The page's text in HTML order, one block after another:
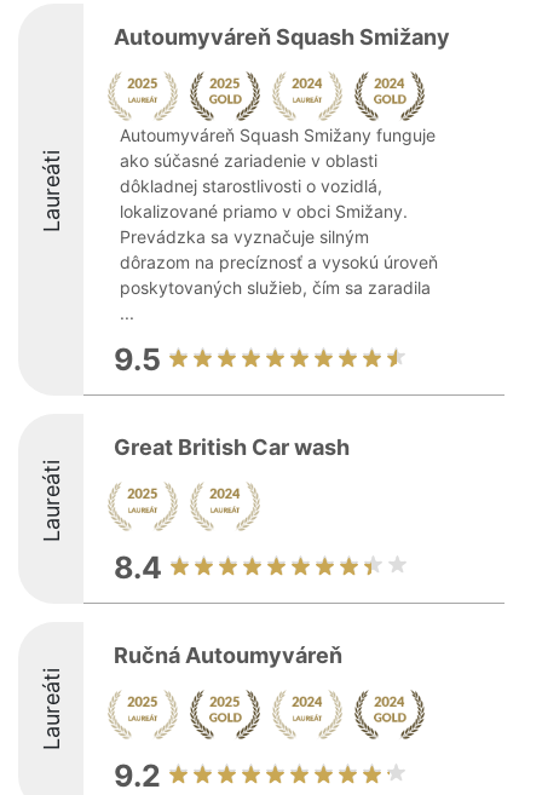
Laureáti
Autoumyváreň Squash Smižany
Autoumyváreň Squash Smižany funguje
ako súčasné zariadenie v oblasti
dôkladnej starostlivosti o vozidlá,
lokalizované priamo v obci Smižany.
Prevádzka sa vyznačuje silným
dôrazom na precíznosť a vysokú úroveň
poskytovaných služieb, čím sa zaradila
...
9.5
Laureáti
Great British Car wash
8.4
Laureáti
Ručná Autoumyváreň
9.2